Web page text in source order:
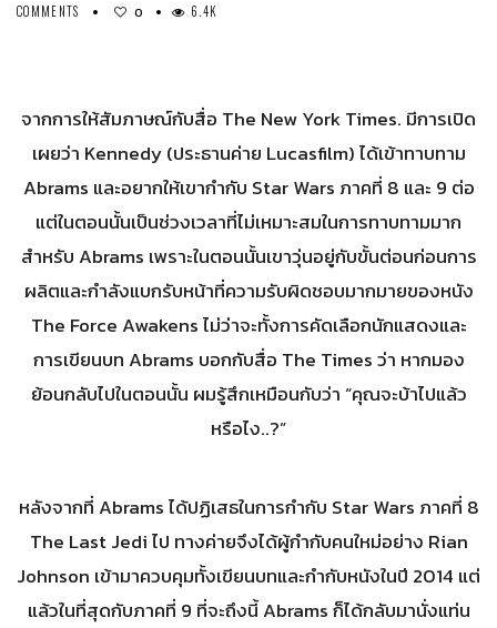
COMMENTS
0 6.4K
จากการให้สัมภาษณ์กับสื่อ The New York Times. มีการเปิด
เผยว่า Kennedy (ประธานค่าย Lucasfilm) ได้เข้าทาบทาม
Abrams และอยากให้เขากำกับ Star Wars ภาคที่ 8 และ 9 ต่อ
แต่ในตอนนั้นเป็นช่วงเวลาที่ไม่เหมาะสมในการทาบทามมาก
สำหรับ Abrams เพราะในตอนนั้นเขาวุ่นอยู่กับขั้นต่อนก่อนการ
ผลิตและกำลังแบกรับหน้าที่ความรับผิดชอบมากมายของหนัง
The Force Awakens ไม่ว่าจะทั้งการคัดเลือกนักแสดงและ
การเขียนบท Abrams บอกกับสื่อ The Times ว่า หากมอง
ย้อนกลับไปในตอนนั้น ผมรู้สึกเหมือนกับว่า “คุณจะบ้าไปแล้ว
หรือไง..?”
หลังจากที่ Abrams ได้ปฏิเสธในการกำกับ Star Wars ภาคที่ 8
The Last Jedi ไป ทางค่ายจึงได้ผู้กำกับคนใหม่อย่าง Rian
Johnson เข้ามาควบคุมทั้งเขียนบทและกำกับหนังในปี 2014 แต่
แล้วในที่สุดกับภาคที่ 9 ที่จะถึงนี้ Abrams ก็ได้กลับมานั่งแท่น